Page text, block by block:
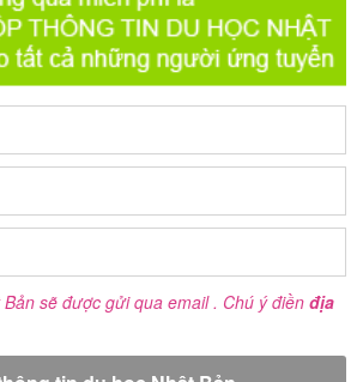
sẽ được gửi qua email . Chú ý điền địa